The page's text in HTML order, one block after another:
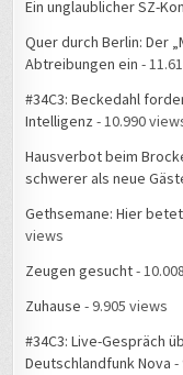
Ein unglaublicher SZ-
Quer durch Berlin: Der
Abtreibungen ein -
#34C3: Beckedahl
Intelligenz - 10.990
Hausverbot beim
schwerer als neue
Gethsemane: Hier
views
Zeugen gesucht-
Zuhause - 9.905 views
#34C3: Live-Gespräch
Deutschlandfunk Nova -